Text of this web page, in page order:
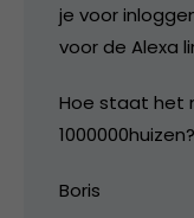
je voor
voor de Alexa
Hoe staat het
1000000huizen?
Boris